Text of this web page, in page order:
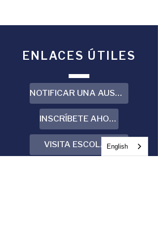
ENLACES ÚTILES
NOTIFICAR UNA AUSENCIA
INSCRÍBETE AHORA
VISITA ESCOLAREnglish